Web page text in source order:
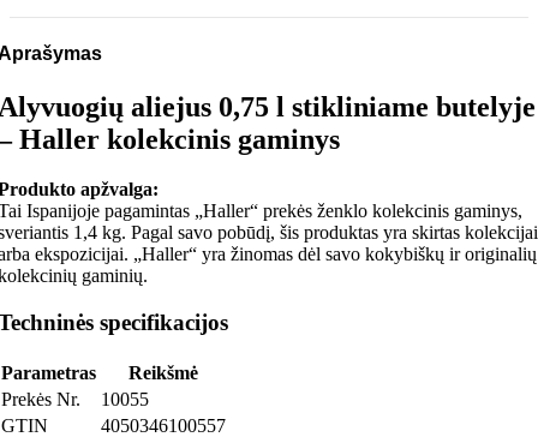
aliejus 0,75 l stikliniame butelyje
Haller kolekcinis gaminys
apžvalga:
Ispanijoje pagamintas „Haller“ prekės ženklo kolekcinis gaminys,
1,4 kg. Pagal savo pobūdį, šis produktas yra skirtas kolekcijai
ekspozicijai. „Haller“ yra žinomas dėl savo kokybiškų ir originalių
gaminių.
specifikacijos
Parametras
Reikšmė
Prekės Nr.
10055
GTIN
4050346100557